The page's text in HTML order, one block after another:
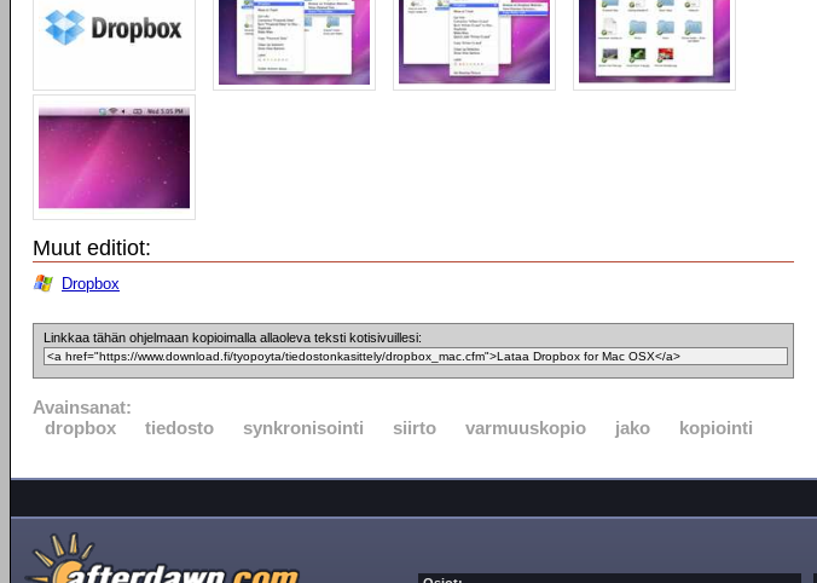
Muut editiot:
Dropbox
Linkkaa tähän ohjelmaan kopioimalla allaoleva teksti kotisivuillesi:
Avainsanat:
dropbox
tiedosto synkronisointi siirto varmuuskopio jako kopiointi